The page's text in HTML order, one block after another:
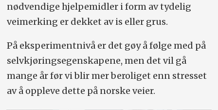
nødvendige hjelpemidler i form av tydelig
veimerking er dekket av is eller grus.
På eksperimentnivå er det gøy å følge med på
selvkjøringsegenskapene, men det vil gå
mange år før vi blir mer beroliget enn stresset
av å oppleve dette på norske veier.